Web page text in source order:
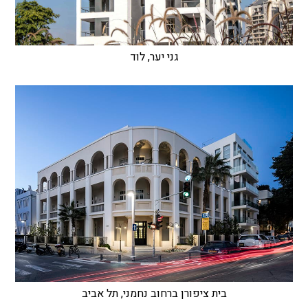
גני יער, לוד
בית ציפורן ברחוב נחמני, תל אביב